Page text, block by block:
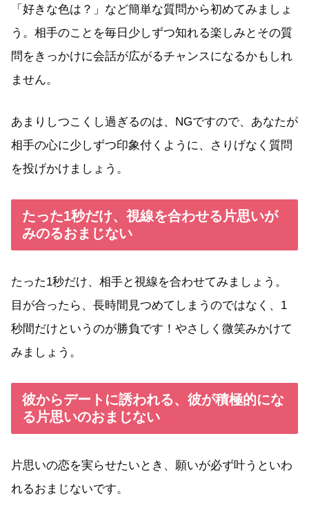
「好きな色は？」など簡単な質問から初めてみましょ
う。相手のことを毎日少しずつ知れる楽しみとその質
問をきっかけに会話が広がるチャンスになるかもしれ
ません。
あまりしつこくし過ぎるのは、NGですので、あなたが
相手の心に少しずつ印象付くように、さりげなく質問
を投げかけましょう。
たった1秒だけ、視線を合わせる片思いが
みのるおまじない
たった1秒だけ、相手と視線を合わせてみましょう。
目が合ったら、長時間見つめてしまうのではなく、1
秒間だけというのが勝負です！やさしく微笑みかけて
みましょう。
彼からデートに誘われる、彼が積極的にな
る片思いのおまじない
片思いの恋を実らせたいとき、願いが必ず叶うといわ
れるおまじないです。